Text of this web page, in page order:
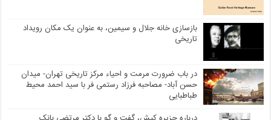
بازسازی خانه جلال و سیمین، به عنوان یک مکان رویداد
تاریخی
در باب ضرورت مرمت و احیاء مرکز تاریخی تهران- میدان
حسن آباد- مصاحبه فرزاد رستمی فر با سید احمد محیط
طباطبایی